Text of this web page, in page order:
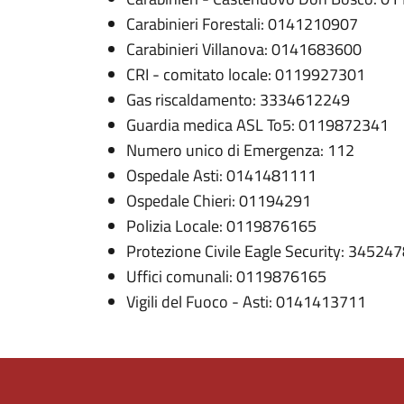
Carabinieri Forestali: 0141210907
Carabinieri Villanova: 0141683600
CRI - comitato locale: 0119927301
Gas riscaldamento: 3334612249
Guardia medica ASL To5: 0119872341
Numero unico di Emergenza: 112
Ospedale Asti: 0141481111
Ospedale Chieri: 01194291
Polizia Locale: 0119876165
Protezione Civile Eagle Security:
Uffici comunali: 0119876165
Vigili del Fuoco - Asti: 0141413711